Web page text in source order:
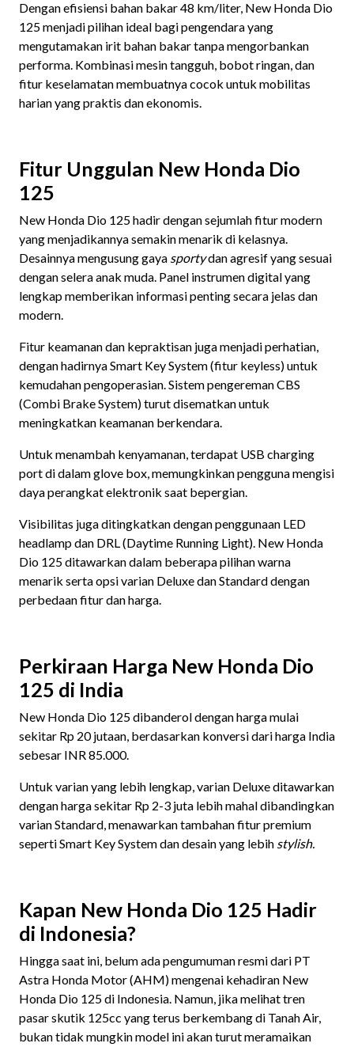
Dengan efisiensi bahan bakar 48 km/liter, New Honda Dio
125 menjadi pilihan ideal bagi pengendara yang
mengutamakan irit bahan bakar tanpa mengorbankan
performa. Kombinasi mesin tangguh, bobot ringan, dan
fitur keselamatan membuatnya cocok untuk mobilitas
harian yang praktis dan ekonomis.
Fitur Unggulan New Honda Dio
125
New Honda Dio 125 hadir dengan sejumlah fitur modern
yang menjadikannya semakin menarik di kelasnya.
Desainnya mengusung gaya sportydan agresif yang sesuai
dengan selera anak muda. Panel instrumen digital yang
lengkap memberikan informasi penting secara jelas dan
modern.
Fitur keamanan dan kepraktisan juga menjadi perhatian,
dengan hadirnya Smart Key System (fitur keyless) untuk
kemudahan pengoperasian. Sistem pengereman CBS
(Combi Brake System) turut disematkan untuk
meningkatkan keamanan berkendara.
Untuk menambah kenyamanan, terdapat USB charging
port di dalam glove box, memungkinkan pengguna mengisi
daya perangkat elektronik saat bepergian.
Visibilitas juga ditingkatkan dengan penggunaan LED
headlamp dan DRL (Daytime Running Light). New Honda
Dio 125 ditawarkan dalam beberapa pilihan warna
menarik serta opsi varian Deluxe dan Standard dengan
perbedaan fitur dan harga.
Perkiraan Harga New Honda Dio
125 di India
New Honda Dio 125 dibanderol dengan harga mulai
sekitar Rp 20 jutaan, berdasarkan konversi dari harga India
sebesar INR 85.000.
Untuk varian yang lebih lengkap, varian Deluxe ditawarkan
dengan harga sekitar Rp 2-3 juta lebih mahal dibandingkan
varian Standard, menawarkan tambahan fitur premium
seperti Smart Key System dan desain yang lebih stylish.
Kapan New Honda Dio 125 Hadir
di Indonesia?
Hingga saat ini, belum ada pengumuman resmi dari PT
Astra Honda Motor (AHM) mengenai kehadiran New
Honda Dio 125 di Indonesia. Namun, jika melihat tren
pasar skutik 125cc yang terus berkembang di Tanah Air,
bukan tidak mungkin model ini akan turut meramaikan